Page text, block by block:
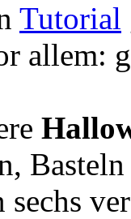
Tutorial
allem: